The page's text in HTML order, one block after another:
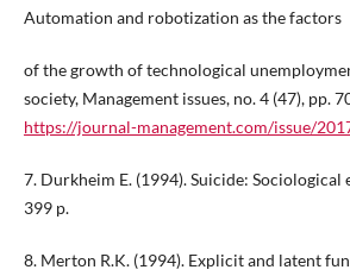
Automation and robotization as the factors
of the growth of technological
society, Management issues, no. 4 (47), pp.
https://journal-management.com/issue/
7. Durkheim E. (1994). Suicide: Sociological
399 p.
8. Merton R.K. (1994). Explicit and latent